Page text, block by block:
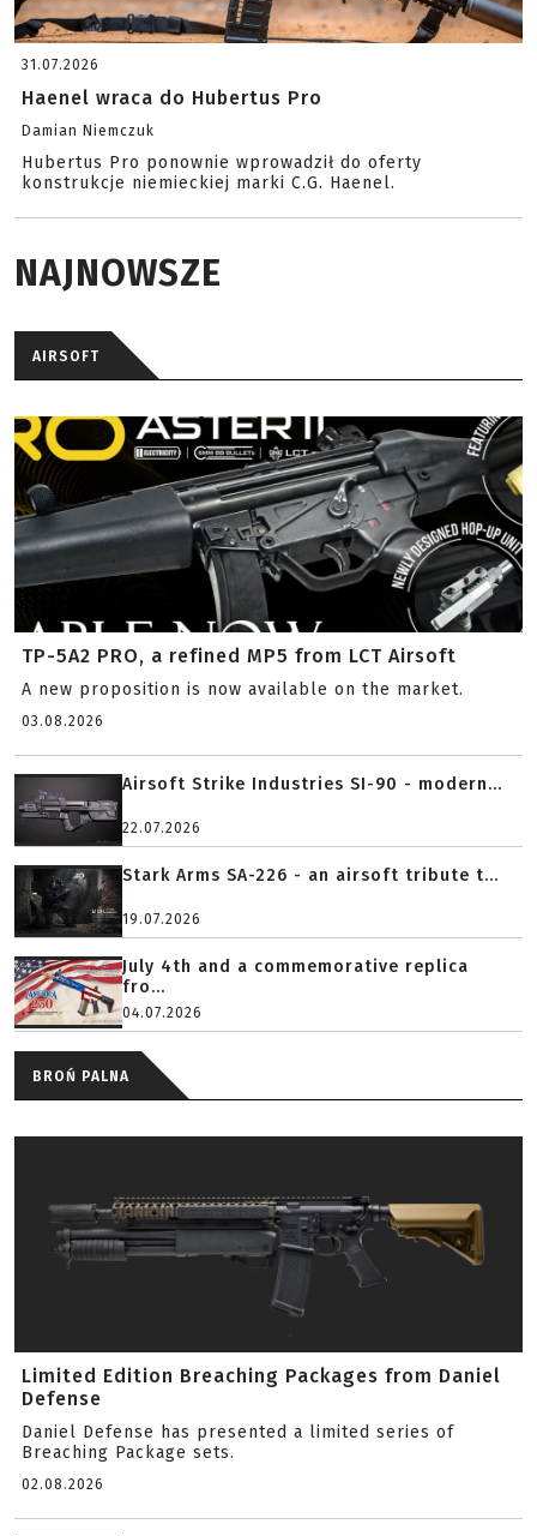
31.07.2026
Haenel wraca do Hubertus Pro
Damian Niemczuk
Hubertus Pro ponownie wprowadził do oferty
konstrukcje niemieckiej marki C.G. Haenel.
NAJNOWSZE
AIRSOFT
TP-5A2 PRO, a refined MP5 from LCT Airsoft
A new proposition is now available on the market.
03.08.2026
Airsoft Strike Industries SI-90 - modern...
22.07.2026
Stark Arms SA-226 - an airsoft tribute t...
19.07.2026
July 4th and a commemorative replica
fro...
04.07.2026
BROŃ PALNA
Limited Edition Breaching Packages from Daniel
Defense
Daniel Defense has presented a limited series of
Breaching Package sets.
02.08.2026